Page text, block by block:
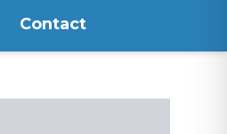
Contact